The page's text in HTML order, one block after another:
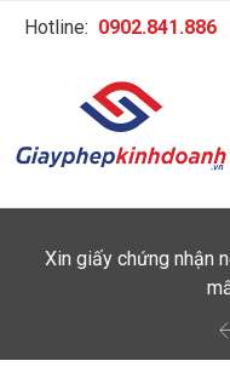
Hotline: 0902.841.886
Xin giấy chứng nhận